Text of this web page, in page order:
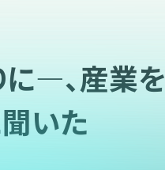
に―、産業を
いた